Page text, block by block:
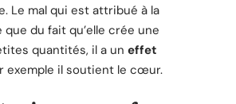
Le mal qui est attribué à la
du fait qu’elle crée une
quantités, il a un effet
exemple il soutient le cœur.